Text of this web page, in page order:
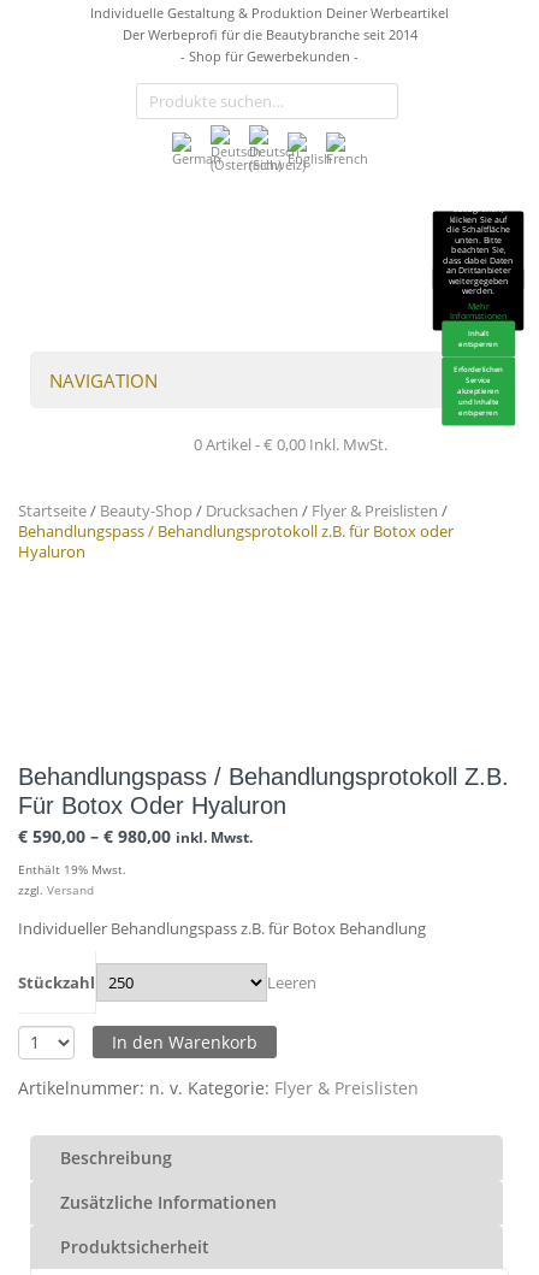
klicken Sie auf
die Schaltfläche
unten. Bitte
beachten Sie,
dass dabei Daten
an Drittanbieter
weitergegeben
werden.
Mehr
Informationen
Inhalt
entsperren
Erforderlichen
Service
akzeptieren
und Inhalte
entsperren
Individuelle Gestaltung & Produktion Deiner Werbeartikel
Der Werbeprofi für die Beautybranche seit 2014
- Shop für Gewerbekunden -
NAVIGATION
0 Artikel -€ 0,00 Inkl. MwSt.
Startseite/ Beauty-Shop/ Drucksachen / Flyer & Preislisten /
Behandlungspass / Behandlungsprotokoll z.B. für Botox oder
Hyaluron
Behandlungspass / Behandlungsprotokoll Z.B.
Für Botox Oder Hyaluron
€ 590,00 – € 980,00 inkl. Mwst.
Enthält 19% Mwst.
zzgl. Versand
Individueller Behandlungspass z.B. für Botox Behandlung
Stückzahl Leeren
In den Warenkorb
Artikelnummer: n. v. Kategorie: Flyer & Preislisten
Beschreibung
Zusätzliche Informationen
Produktsicherheit